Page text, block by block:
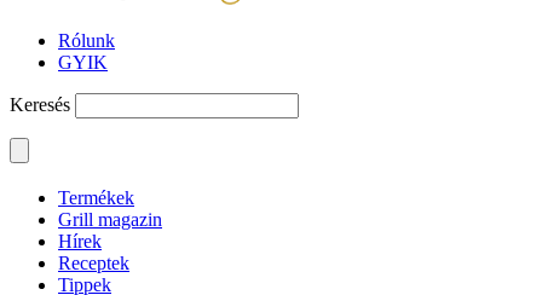
Rólunk
GYIK
Keresés
Termékek
Grill magazin
Hírek
Receptek
Tippek